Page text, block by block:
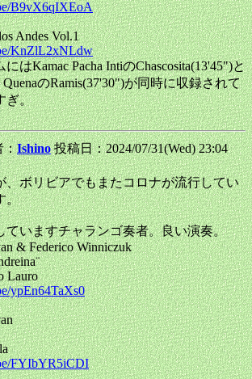
B9vX6qIXEoA
Andes Vol.1
KnZlL2xNLdw
はKamac Pacha IntiのChascosita(13'45")と
QuenaのRamis(37'30")が同時に収録されて
ぎ。
：Ishino 投稿日：2024/07/31(Wed) 23:04
、ボリビアでもまたコロナが流行してい
。
ていますチャランゴ奏者。良い演奏。
& Federico Winniczuk
Lauro
ypEn64TaXs0
FYIbYR5iCDI